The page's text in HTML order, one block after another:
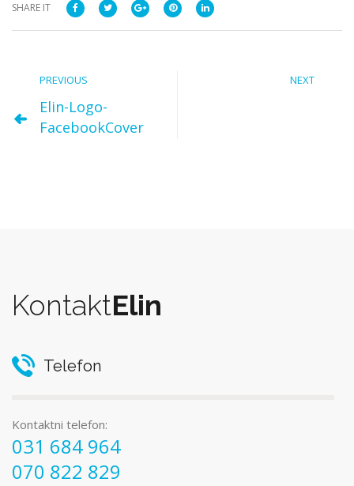
SHARE IT
PREVIOUS
Elin-Logo-
FacebookCover
NEXT
KontaktElin
Telefon
Kontaktni telefon:
031 684 964
070 822 829